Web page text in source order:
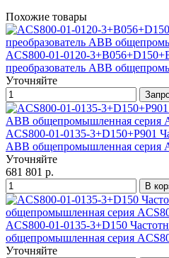
Похожие товары
ACS800-01-0120-
преобразователь ABB
Уточняйте
ACS800-01-0135-3+D150+P901
ABB общепромышленная серия
Уточняйте
681 801 р.
В
ACS800-01-0135-3+D150
общепромышленная серия
Уточняйте